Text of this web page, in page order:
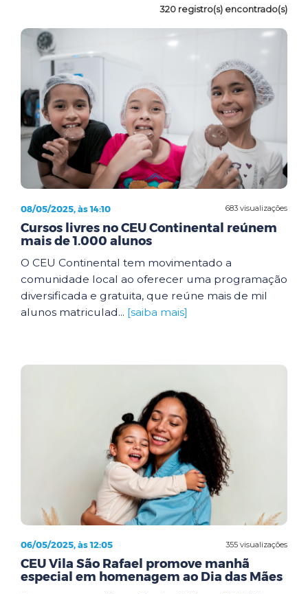
320 registro(s) encontrado(s)
683 visualizações
08/05/2025, às 14:10
Cursos livres no CEU Continental reúnem
mais de 1.000 alunos
O CEU Continental tem movimentado a
comunidade local ao oferecer uma programação
diversificada e gratuita, que reúne mais de mil
alunos matriculad... [saiba mais]
355 visualizações
06/05/2025, às 12:05
CEU Vila São Rafael promove manhã
especial em homenagem ao Dia das Mães